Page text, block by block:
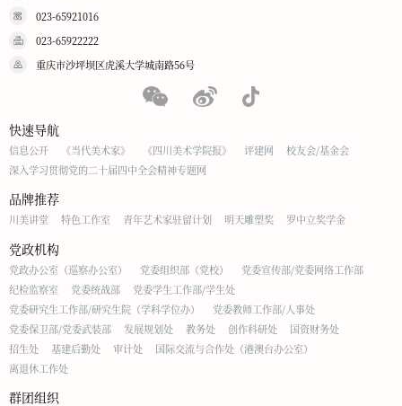
023-65921016
023-65922222
重庆市沙坪坝区虎溪大学城南路56号
快速导航
信息公开 《当代美术家》 《四川美术学院报》 评建网
校友会/基金会
深入学习贯彻党的二十届四中全会精神专题网
品牌推荐
川美讲堂 特色工作室 青年艺术家驻留计划 明天雕塑奖 罗中立奖学金
党政机构
党政办公室（巡察办公室） 党委组织部（党校）
党委宣传部/党委网络工作部
纪检监察室
党委统战部
党委学生工作部/学生处
党委研究生工作部/研究生院（学科学位办）
党委教师工作部/人事处
党委保卫部/党委武装部
发展规划处 教务处 创作科研处
国资财务处
招生处
基建后勤处 审计处
国际交流与合作处（港澳台办公室）
离退休工作处
群团组织